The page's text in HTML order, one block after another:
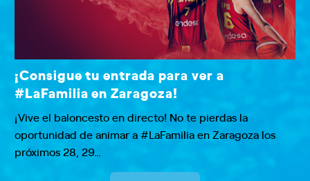
¡Consigue tu entrada para ver a
#LaFamilia en Zaragoza!
¡Vive el baloncesto en directo! No te pierdas la
oportunidad de animar a #LaFamilia en Zaragoza los
próximos 28, 29…